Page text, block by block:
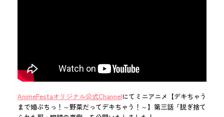
AnimeFestaオリジナル公式Channelにてミニアニメ【デキちゃう
まで婚ぷちっ！～野菜だってデキちゃう！～】第三話「脱ぎ捨て